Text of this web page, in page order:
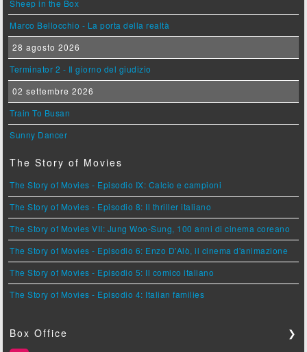
Sheep in the Box
Marco Bellocchio - La porta della realtà
28 agosto 2026
Terminator 2 - Il giorno del giudizio
02 settembre 2026
Train To Busan
Sunny Dancer
The Story of Movies
The Story of Movies - Episodio IX: Calcio e campioni
The Story of Movies - Episodio 8: Il thriller italiano
The Story of Movies VII: Jung Woo-Sung, 100 anni di cinema coreano
The Story of Movies - Episodio 6: Enzo D'Alò, il cinema d'animazione
The Story of Movies - Episodio 5: Il comico italiano
The Story of Movies - Episodio 4: Italian families
Box Office ❯